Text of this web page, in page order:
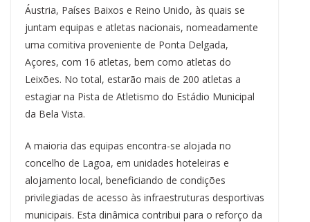
Áustria, Países Baixos e Reino Unido, às quais se
juntam equipas e atletas nacionais, nomeadamente
uma comitiva proveniente de Ponta Delgada,
Açores, com 16 atletas, bem como atletas do
Leixões. No total, estarão mais de 200 atletas a
estagiar na Pista de Atletismo do Estádio Municipal
da Bela Vista.
A maioria das equipas encontra-se alojada no
concelho de Lagoa, em unidades hoteleiras e
alojamento local, beneficiando de condições
privilegiadas de acesso às infraestruturas desportivas
municipais. Esta dinâmica contribui para o reforço da